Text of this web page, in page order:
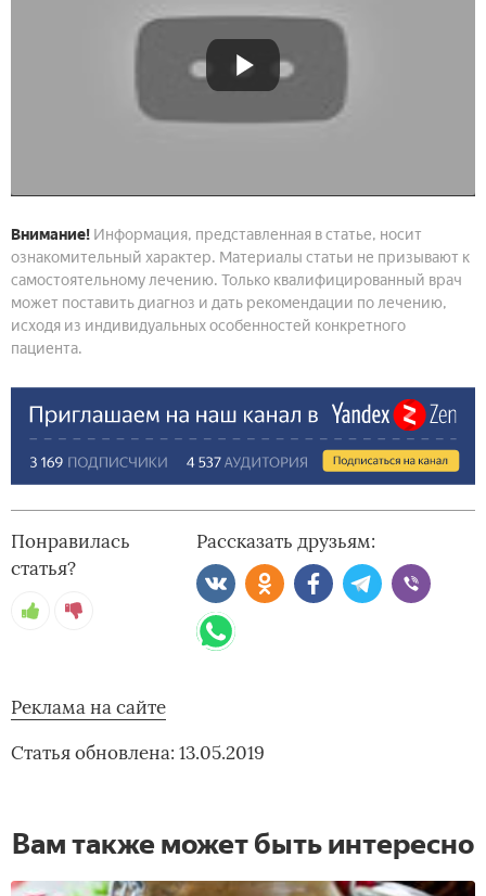
Внимание! Информация, представленная в статье, носит
ознакомительный характер. Материалы статьи не призывают к
самостоятельному лечению. Только квалифицированный врач
может поставить диагноз и дать рекомендации по лечению,
исходя из индивидуальных особенностей конкретного
пациента.
Понравилась
статья?
Рассказать друзьям:
Реклама на сайте
Статья обновлена: 13.05.2019
Вам также может быть интересно